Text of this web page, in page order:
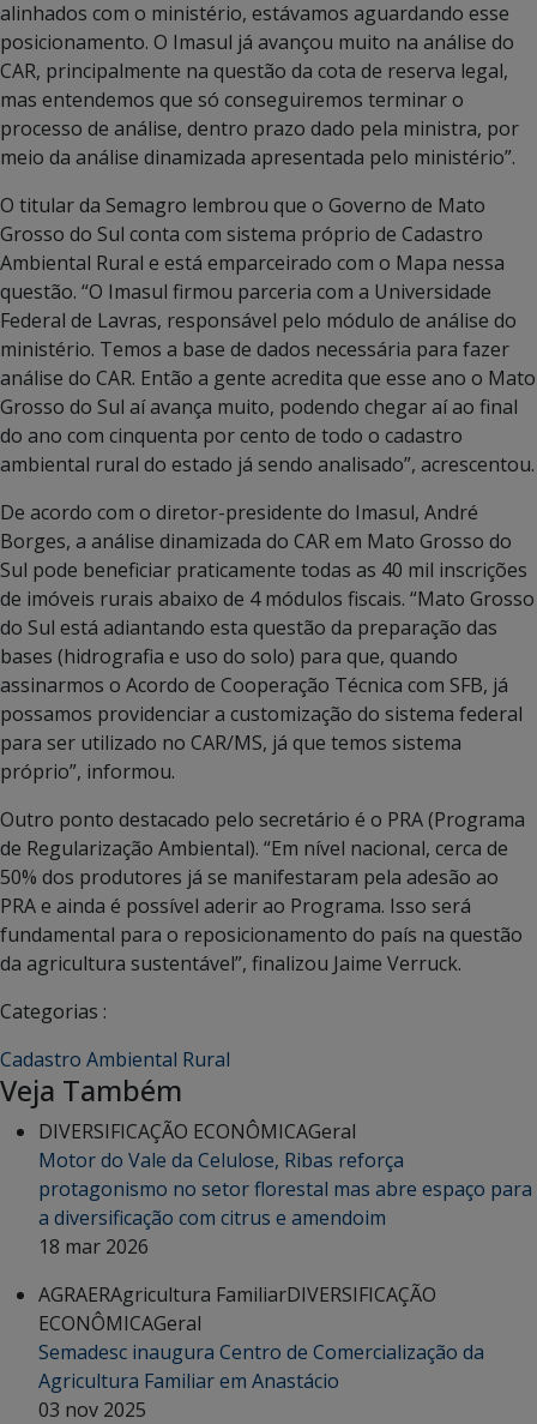
alinhados com o ministério, estávamos aguardando esse
posicionamento. O Imasul já avançou muito na análise do
CAR, principalmente na questão da cota de reserva legal,
mas entendemos que só conseguiremos terminar o
processo de análise, dentro prazo dado pela ministra, por
meio da análise dinamizada apresentada pelo ministério”.
O titular da Semagro lembrou que o Governo de Mato
Grosso do Sul conta com sistema próprio de Cadastro
Ambiental Rural e está emparceirado com o Mapa nessa
questão. “O Imasul firmou parceria com a Universidade
Federal de Lavras, responsável pelo módulo de análise do
ministério. Temos a base de dados necessária para fazer
análise do CAR. Então a gente acredita que esse ano o Mato
Grosso do Sul aí avança muito, podendo chegar aí ao final
do ano com cinquenta por cento de todo o cadastro
ambiental rural do estado já sendo analisado”, acrescentou.
De acordo com o diretor-presidente do Imasul, André
Borges, a análise dinamizada do CAR em Mato Grosso do
Sul pode beneficiar praticamente todas as 40 mil inscrições
de imóveis rurais abaixo de 4 módulos fiscais. “Mato Grosso
do Sul está adiantando esta questão da preparação das
bases (hidrografia e uso do solo) para que, quando
assinarmos o Acordo de Cooperação Técnica com SFB, já
possamos providenciar a customização do sistema federal
para ser utilizado no CAR/MS, já que temos sistema
próprio”, informou.
Outro ponto destacado pelo secretário é o PRA (Programa
de Regularização Ambiental). “Em nível nacional, cerca de
50% dos produtores já se manifestaram pela adesão ao
PRA e ainda é possível aderir ao Programa. Isso será
fundamental para o reposicionamento do país na questão
da agricultura sustentável”, finalizou Jaime Verruck.
Categorias :
Cadastro Ambiental Rural
Veja Também
DIVERSIFICAÇÃO ECONÔMICAGeral
Motor do Vale da Celulose, Ribas reforça
protagonismo no setor florestal mas abre espaço para
a diversificação com citrus e amendoim
18 mar 2026
AGRAERAgricultura FamiliarDIVERSIFICAÇÃO
ECONÔMICAGeral
Semadesc inaugura Centro de Comercialização da
Agricultura Familiar em Anastácio
03 nov 2025